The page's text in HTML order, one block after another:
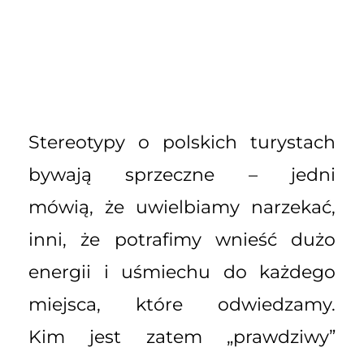
Stereotypy o polskich turystach
bywają sprzeczne – jedni
mówią, że uwielbiamy narzekać,
inni, że potrafimy wnieść dużo
energii i uśmiechu do każdego
miejsca, które odwiedzamy.
Kim jest zatem „prawdziwy”